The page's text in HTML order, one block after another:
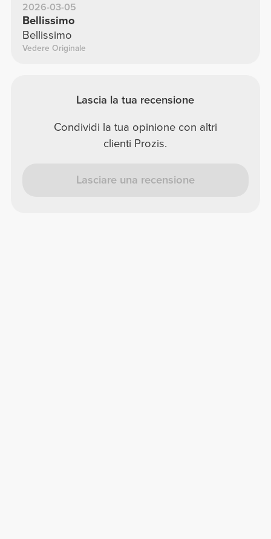
2026-03-05
Bellissimo
Bellissimo
Vedere Originale
Lascia la tua recensione
Condividi la tua opinione con altri
clienti Prozis.
Lasciare una recensione